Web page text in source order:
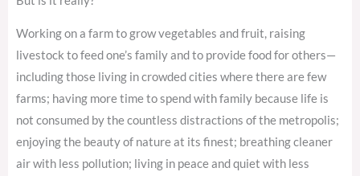
Working on a farm to grow vegetables and fruit, raising
livestock to feed one’s family and to provide food for others—
including those living in crowded cities where there are few
farms; having more time to spend with family because life is
not consumed by the countless distractions of the metropolis;
enjoying the beauty of nature at its finest; breathing cleaner
air with less pollution; living in peace and quiet with less